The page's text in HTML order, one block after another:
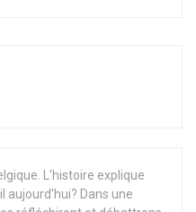
L'histoire explique
aujourd'hui? Dans une